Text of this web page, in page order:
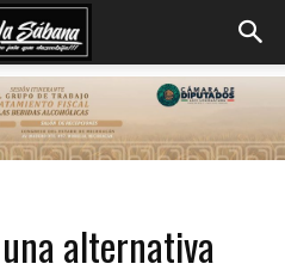
alternativa